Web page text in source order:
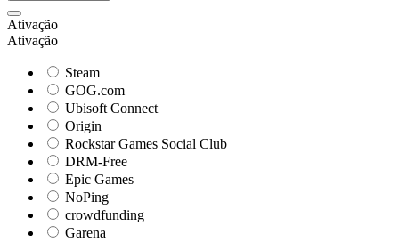
Ativação
Ativação
Steam
GOG.com
Ubisoft Connect
Origin
Rockstar Games Social Club
DRM-Free
Epic Games
NoPing
crowdfunding
Garena